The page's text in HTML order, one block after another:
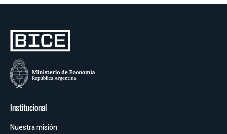
Institucional
Nuestra misión